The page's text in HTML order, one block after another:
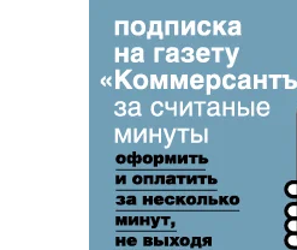
Реклама в «Ъ»